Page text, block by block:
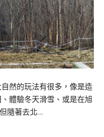
然的玩法有很多，像是造
體驗冬天滑雪、或是在旭
隨著去北…